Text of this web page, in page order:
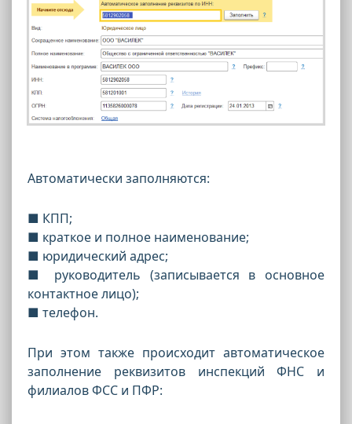
Автоматически заполняются:
■ КПП;
■ краткое и полное наименование;
■ юридический адрес;
■ руководитель (записывается в основное
контактное лицо);
■ телефон.
При этом также происходит автоматическое
заполнение реквизитов инспекций ФНС и
филиалов ФСС и ПФР: